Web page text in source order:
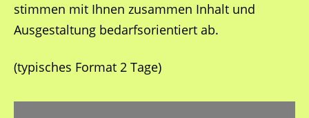
stimmen mit Ihnen zusammen Inhalt und
Ausgestaltung bedarfsorientiert ab.
(typisches Format 2 Tage)